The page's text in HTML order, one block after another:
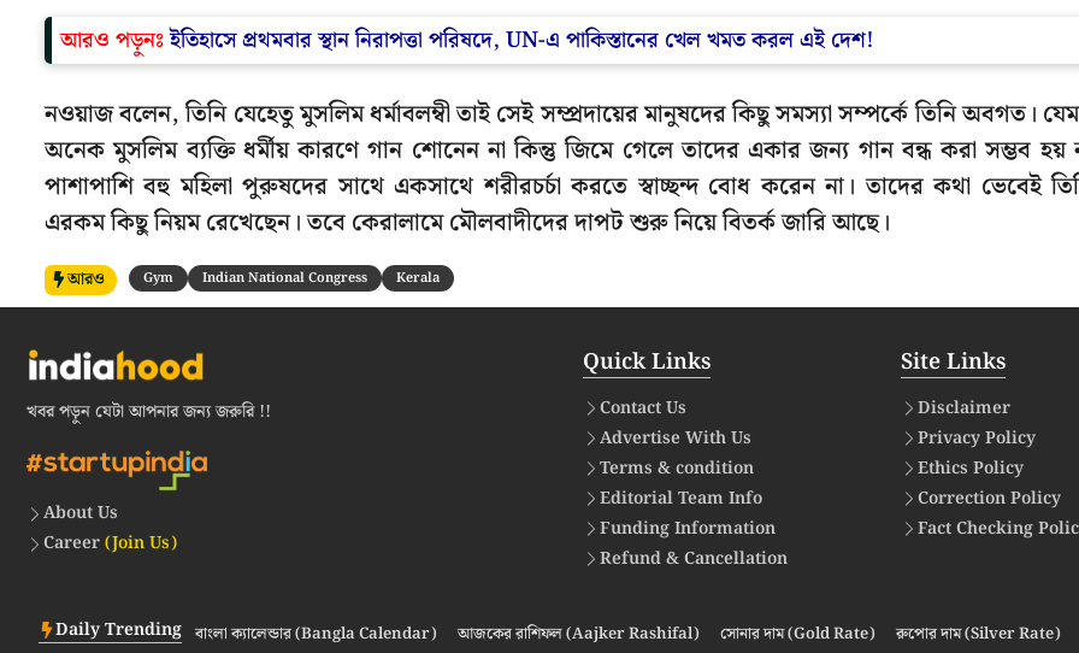
আরও পড়ুনঃইতিহাসে প্রথমবার স্থান নিরাপত্তা পরিষদে, UN-এ পাকিস্তানের খেল খমত করল এই দেশ!
নওয়াজ বলেন, তিনি যেহেতু মুসলিম ধর্মাবলম্বী তাই সেই সম্প্রদায়ের মানুষদের কিছু সমস্যা সম্পর্কে তিনি অবগত।
অনেক মুসলিম ব্যক্তি ধর্মীয় কারণে গান শোনেন না কিন্তু জিমে গেলে তাদের একার জন্য গান বন্ধ করা সম্ভব হয়
পাশাপাশি বহু মহিলা পুরুষদের সাথে একসাথে শরীরচর্চা করতে স্বাচ্ছন্দ বোধ করেন না। তাদের কথা ভেবেই
এরকম কিছু নিয়ম রেখেছেন। তবে কেরালামে মৌলবাদীদের দাপট শুরু নিয়ে বিতর্ক জারি আছে।
আরও Gym Indian National Congress Kerala
খবর পড়ুন যেটা আপনার জন্য জরুরি !!
About Us
Career(Join Us)
Quick Links
Contact Us
Advertise With Us
Terms & condition
Editorial Team Info
Funding Information
Refund & Cancellation
Site Links
Disclaimer
Privacy Policy
Ethics Policy
Correction Policy
Fact Checking
Daily Trending বাংলা ক্যালেন্ডার (Bangla Calendar) আজকের রাশিফল (Aajker Rashifal) সোনার দাম (Gold Rate) রুপোর দাম (Silver Rate)